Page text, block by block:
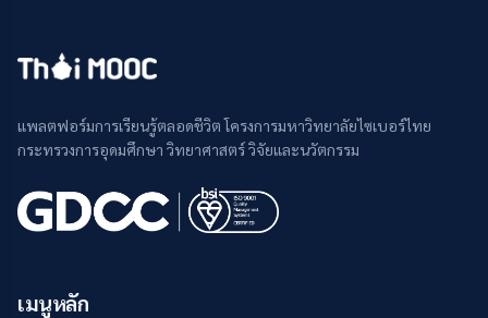
แพลตฟอร์มการเรียนรู้ตลอดชีวิต โครงการมหาวิทยาลัยไซเบอร์ไทย
กระทรวงการอุดมศึกษา วิทยาศาสตร์ วิจัยและนวัตกรรม
เมนูหลัก